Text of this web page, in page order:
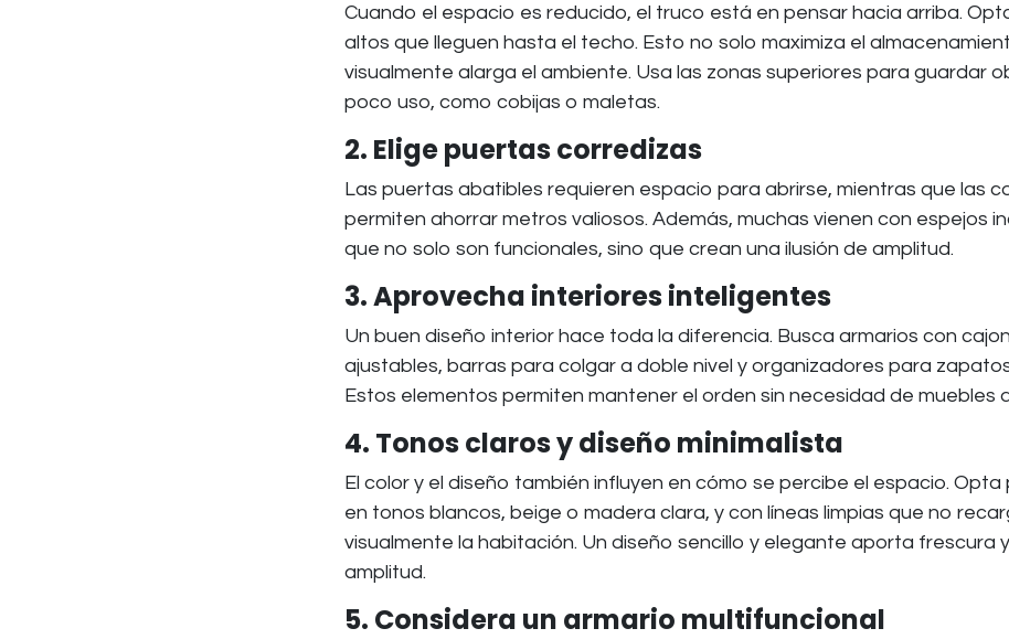
Cuando el espacio es reducido, el truco está en pensar hacia arriba.
altos que lleguen hasta el techo. Esto no solo maximiza el
visualmente alarga el ambiente. Usa las zonas superiores para guardar
poco uso, como cobijas o maletas.
2. Elige puertas corredizas
Las puertas abatibles requieren espacio para abrirse, mientras que las
permiten ahorrar metros valiosos. Además, muchas vienen con espejos
que no solo son funcionales, sino que crean una ilusión de amplitud.
3. Aprovecha interiores inteligentes
Un buen diseño interior hace toda la diferencia. Busca armarios con
ajustables, barras para colgar a doble nivel y organizadores para
Estos elementos permiten mantener el orden sin necesidad de muebles
4. Tonos claros y diseño minimalista
El color y el diseño también influyen en cómo se percibe el espacio. Opta
en tonos blancos, beige o madera clara, y con líneas limpias que no
visualmente la habitación. Un diseño sencillo y elegante aporta frescura
amplitud.
5. Considera un armario multifuncional